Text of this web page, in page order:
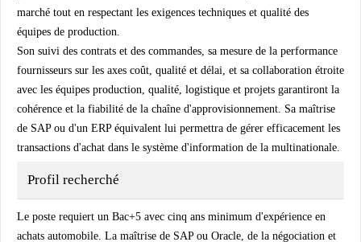
marché tout en respectant les exigences techniques et qualité des
équipes de production.
Son suivi des contrats et des commandes, sa mesure de la performance
fournisseurs sur les axes coût, qualité et délai, et sa collaboration étroite
avec les équipes production, qualité, logistique et projets garantiront la
cohérence et la fiabilité de la chaîne d'approvisionnement. Sa maîtrise
de SAP ou d'un ERP équivalent lui permettra de gérer efficacement les
transactions d'achat dans le système d'information de la multinationale.
Profil recherché
Le poste requiert un Bac+5 avec cinq ans minimum d'expérience en
achats automobile. La maîtrise de SAP ou Oracle, de la négociation et